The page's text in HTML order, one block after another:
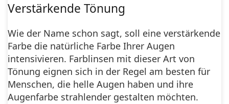
Verstärkende Tönung
Wie der Name schon sagt, soll eine verstärkende
Farbe die natürliche Farbe Ihrer Augen
intensivieren. Farblinsen mit dieser Art von
Tönung eignen sich in der Regel am besten für
Menschen, die helle Augen haben und ihre
Augenfarbe strahlender gestalten möchten.